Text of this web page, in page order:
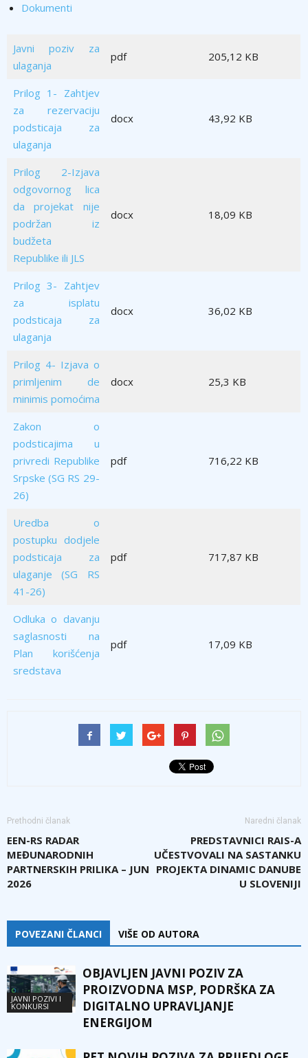
Dokumenti
Javni poziv za
ulaganja
pdf 205,12 KB
Prilog 1- Zahtjev
za rezervaciju
podsticaja za
ulaganja
docx 43,92 KB
Prilog 2-Izjava
odgovornog lica
da projekat nije
podržan iz
budžeta
Republike ili JLS
docx 18,09 KB
Prilog 3- Zahtjev
za isplatu
podsticaja za
ulaganja
docx 36,02 KB
Prilog 4- Izjava o
primljenim de
minimis pomoćima
docx 25,3 KB
Zakon o
podsticajima u
privredi Republike
Srpske (SG RS 29-
26)
pdf 716,22 KB
Uredba o
postupku dodjele
podsticaja za
ulaganje (SG RS
41-26)
pdf 717,87 KB
Odluka o davanju
saglasnosti na
Plan korišćenja
sredstava
pdf 17,09 KB
Prethodni članak
EEN-RS RADAR
MEĐUNARODNIH
PARTNERSKIH PRILIKA – JUN
2026
Naredni članak
PREDSTAVNICI RAIS-A
UČESTVOVALI NA SASTANKU
PROJEKTA DINAMIC DANUBE
U SLOVENIJI
POVEZANI ČLANCI VIŠE OD AUTORA
JAVNI POZIVI I
KONKURSI
OBJAVLJEN JAVNI POZIV ZA
PROIZVODNA MSP, PODRŠKA ZA
DIGITALNO UPRAVLJANJE
ENERGIJOM